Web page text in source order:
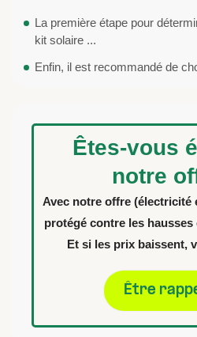
La première étape pour
kit solaire ...
Enfin, il est recommandé de
Êtes-vous
notre
Avec notre offre (électricité
protégé contre les
Et si les prix baissent,
Être